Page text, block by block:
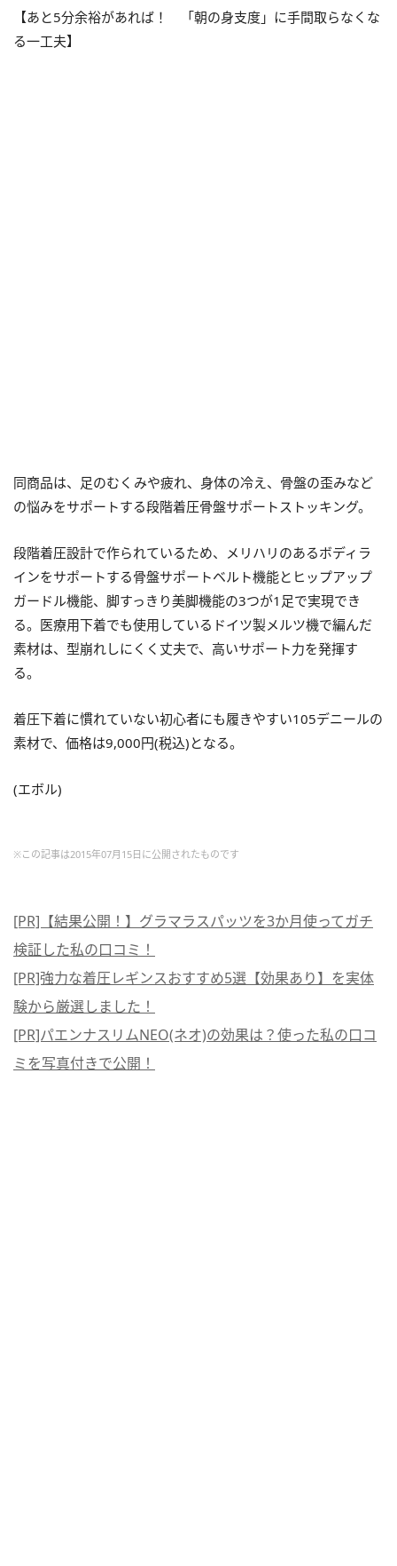
【あと5分余裕があれば！ 「朝の身支度」に手間取らなくな
る一工夫】
同商品は、足のむくみや疲れ、身体の冷え、骨盤の歪みなど
の悩みをサポートする段階着圧骨盤サポートストッキング。
段階着圧設計で作られているため、メリハリのあるボディラ
インをサポートする骨盤サポートベルト機能とヒップアップ
ガードル機能、脚すっきり美脚機能の3つが1足で実現でき
る。医療用下着でも使用しているドイツ製メルツ機で編んだ
素材は、型崩れしにくく丈夫で、高いサポート力を発揮す
る。
着圧下着に慣れていない初心者にも履きやすい105デニールの
素材で、価格は9,000円(税込)となる。
(エボル)
※この記事は2015年07月15日に公開されたものです
[PR]【結果公開！】グラマラスパッツを3か月使ってガチ
検証した私の口コミ！
[PR]強力な着圧レギンスおすすめ5選【効果あり】を実体
験から厳選しました！
[PR]パエンナスリムNEO(ネオ)の効果は？使った私の口コ
ミを写真付きで公開！